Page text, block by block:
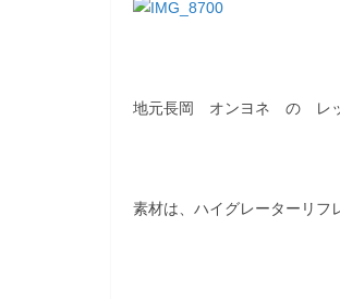
地元長岡 オンヨネ の レ
素材は、ハイグレーターリフ